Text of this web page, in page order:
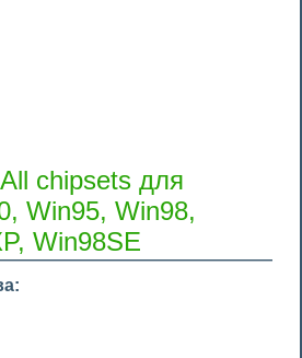
chipsets для
Win95, Win98,
Win98SE